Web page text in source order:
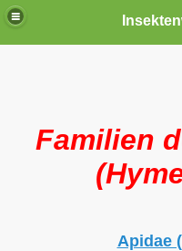
Familien
Apidae